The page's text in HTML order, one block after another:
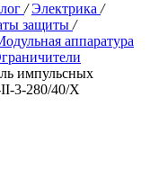
/ Электрика /
защиты /
аппаратура
импульсных
3-280/40/X